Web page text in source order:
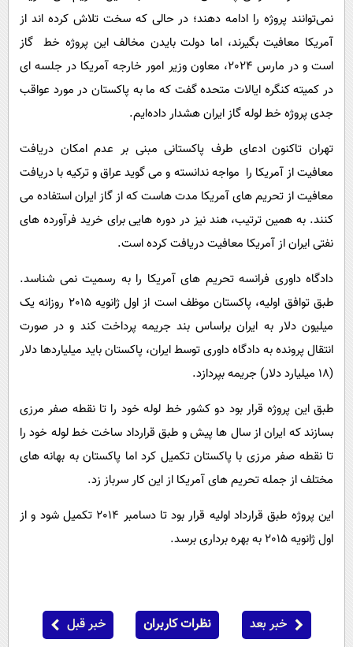
نمی‌توانند پروژه را ادامه دهند؛ در حالی که سخت تلاش کرده اند از
آمریکا معافیت بگیرند، اما دولت بایدن مخالف این پروژه خط گاز
است و در مارس 2024، معاون وزیر امور خارجه آمریکا در جلسه ای
در کمیته کنگره ایالات متحده گفت که ما به پاکستان در مورد عواقب
جدی پروژه خط لوله گاز ایران هشدار داده‌ایم.
تهران تاکنون ادعای طرف پاکستانی مبنی بر عدم امکان دریافت
معافیت از آمریکا را مواجه ندانسته و می گوید عراق و ترکیه با دریافت
معافیت از تحریم های آمریکا مدت هاست که از گاز ایران استفاده می
کنند. به همین ترتیب، هند نیز در دوره هایی برای خرید فرآورده های
نفتی ایران از آمریکا معافیت دریافت کرده است.
دادگاه داوری فرانسه تحریم های آمریکا را به رسمیت نمی شناسد.
طبق توافق اولیه، پاکستان موظف است از اول ژانویه 2015 روزانه یک
میلیون دلار به ایران براساس بند جریمه پرداخت کند و در صورت
انتقال پرونده به دادگاه داوری توسط ایران، پاکستان باید میلیاردها دلار
(18 میلیارد دلار) جریمه بپردازد.
طبق این پروژه قرار بود دو کشور خط لوله خود را تا نقطه صفر مرزی
بسازند که ایران از سال ها پیش و طبق قرارداد ساخت خط لوله خود را
تا نقطه صفر مرزی با پاکستان تکمیل کرد اما پاکستان به بهانه های
مختلف از جمله تحریم های آمریکا از این کار سرباز زد.
این پروژه طبق قرارداد اولیه قرار بود تا دسامبر 2014 تکمیل شود و از
اول ژانویه 2015 به بهره برداری برسد.
خبر بعد نظرات کاربران خبر قبل